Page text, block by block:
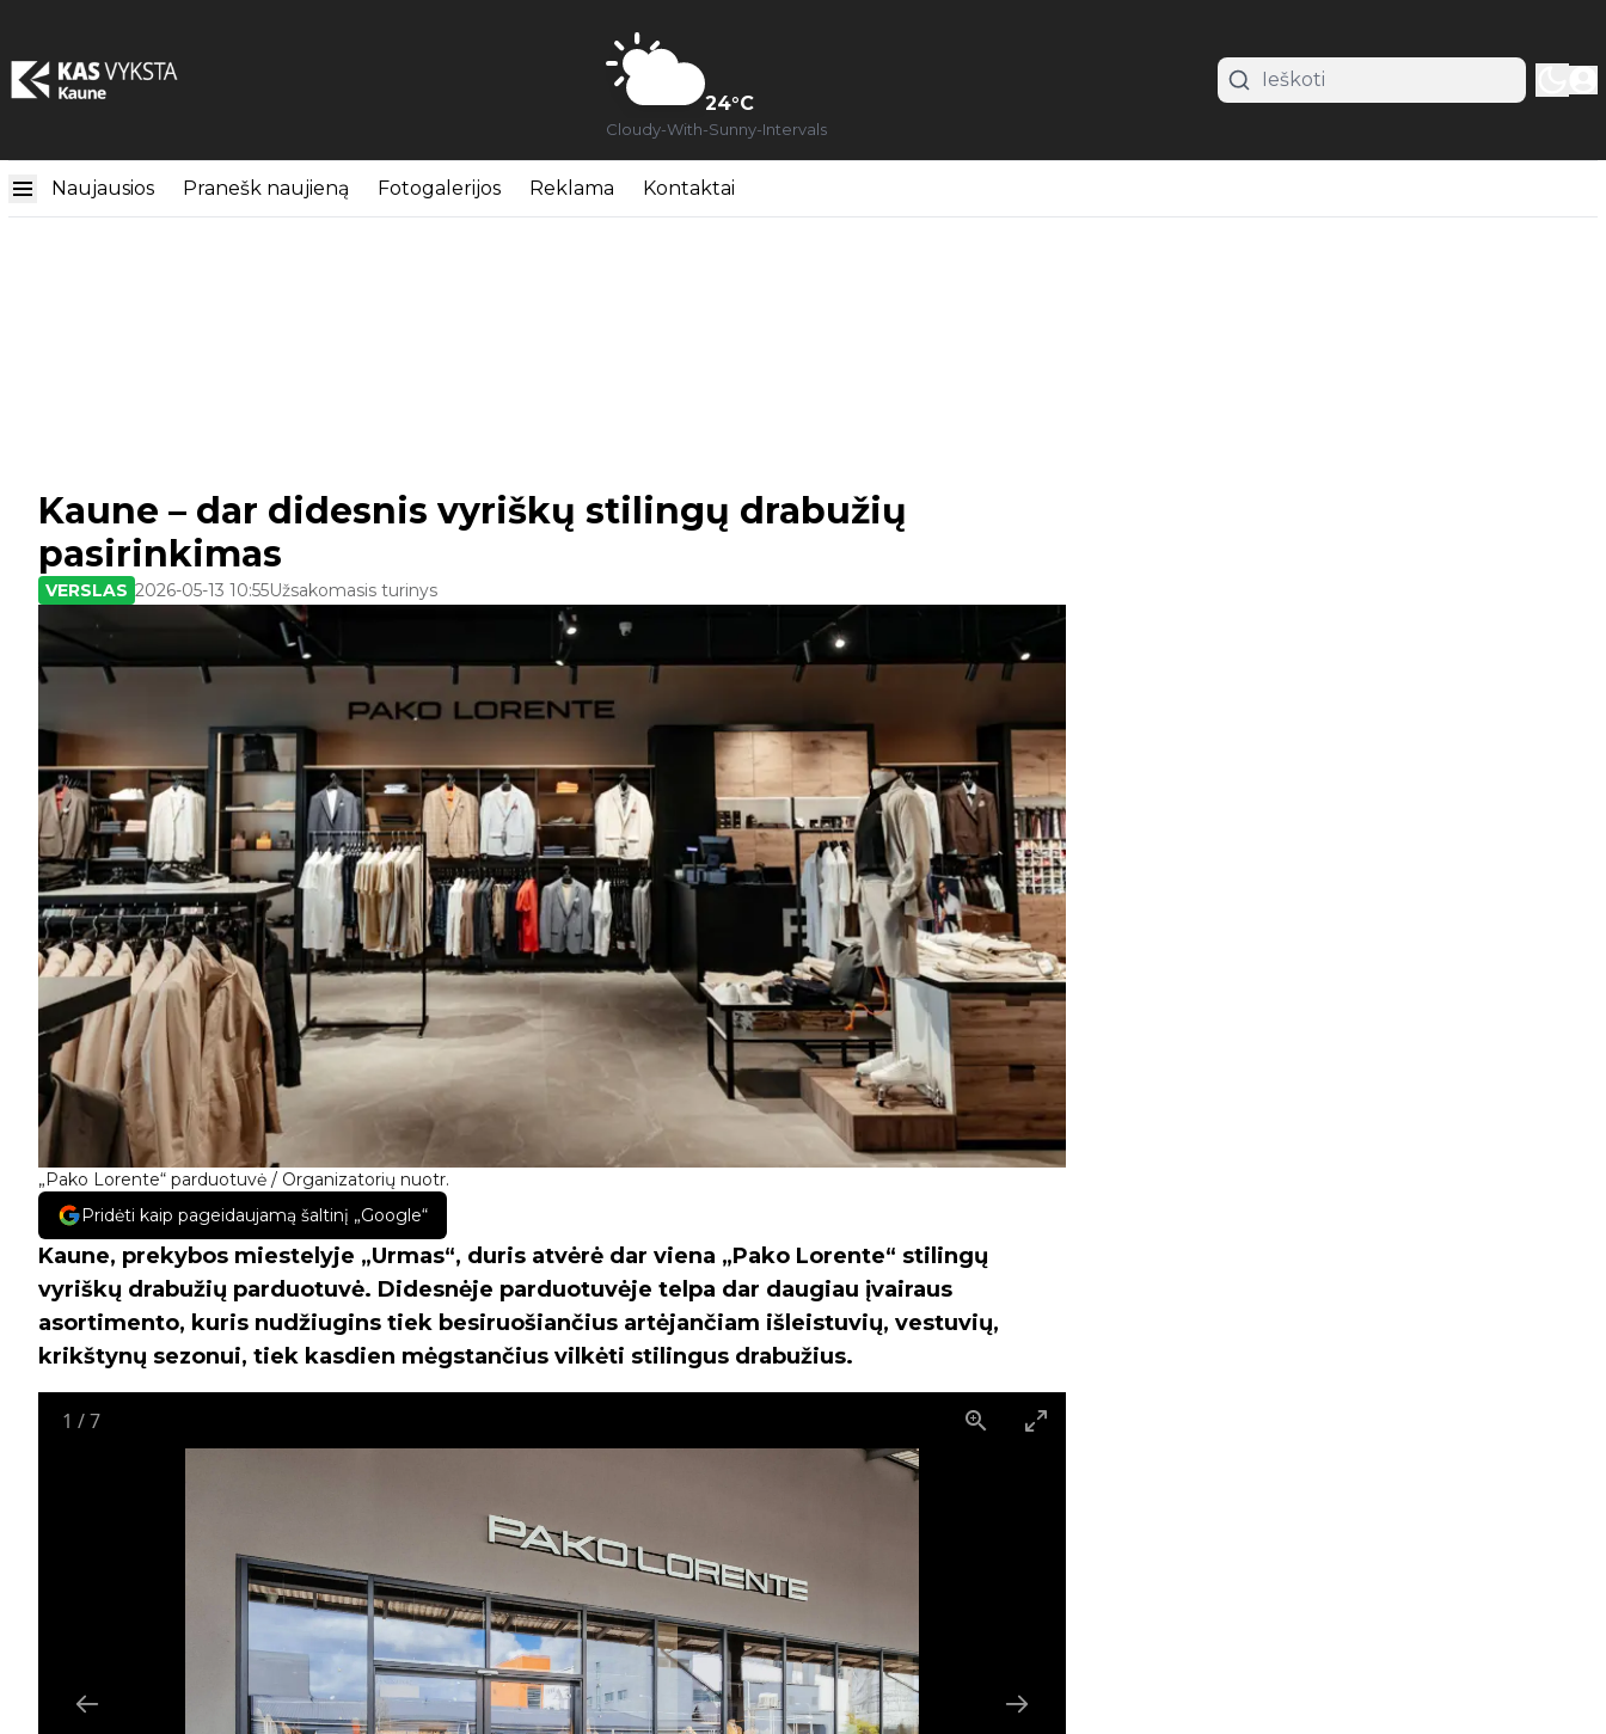
24°C
Cloudy-With-Sunny-Intervals
Naujausios Pranešk naujieną Fotogalerijos Reklama Kontaktai
„Pako Lorente“ parduotuvė / Organizatorių nuotr.
Kaune – dar didesnis vyriškų stilingų drabužių
pasirinkimas
VERSLAS 2026-05-13 10:55Užsakomasis turinys
Pridėti kaip pageidaujamą šaltinį „Google“
Kaune, prekybos miestelyje „Urmas“, duris atvėrė dar viena „Pako Lorente“ stilingų
vyriškų drabužių parduotuvė. Didesnėje parduotuvėje telpa dar daugiau įvairaus
asortimento, kuris nudžiugins tiek besiruošiančius artėjančiam išleistuvių, vestuvių,
krikštynų sezonui, tiek kasdien mėgstančius vilkėti stilingus drabužius.
1 /7